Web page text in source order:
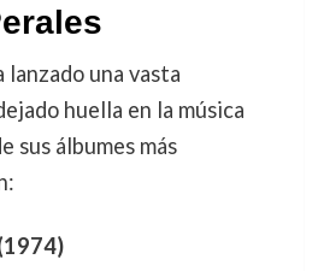
lanzado una vasta
huella en la música
sus álbumes más